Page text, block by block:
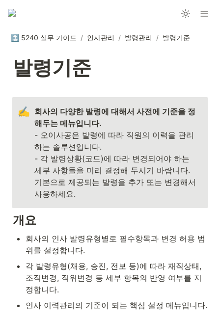
🔝 5240 실무 가이드 / 인사관리 / 발령관리 / 발령기준
발령기준
✍️ 회사의 다양한 발령에 대해서 사전에 기준을 정
- 오이사공은 발령에 따라 직원의 이력을 관리
하는 솔루션입니다.
- 각 발령상황(코드)에 따라 변경되어야 하는
세부 사항들을 미리 결정해 두시기 바랍니다.
기본으로 제공되는 발령을 추가 또는 변경해서
사용하세요.
개요
회사의 인사 발령유형별로 필수항목과 변경 허용 범
위를 설정합니다.
각 발령유형(채용, 승진, 전보 등)에 따라 재직상태,
조직변경, 직위변경 등 세부 항목의 반영 여부를 지
정합니다.
인사 이력관리의 기준이 되는 핵심 설정 메뉴입니다.